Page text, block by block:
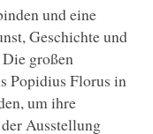
und eine
Geschichte und
großen
Popidius Florus in
um ihre
Ausstellung